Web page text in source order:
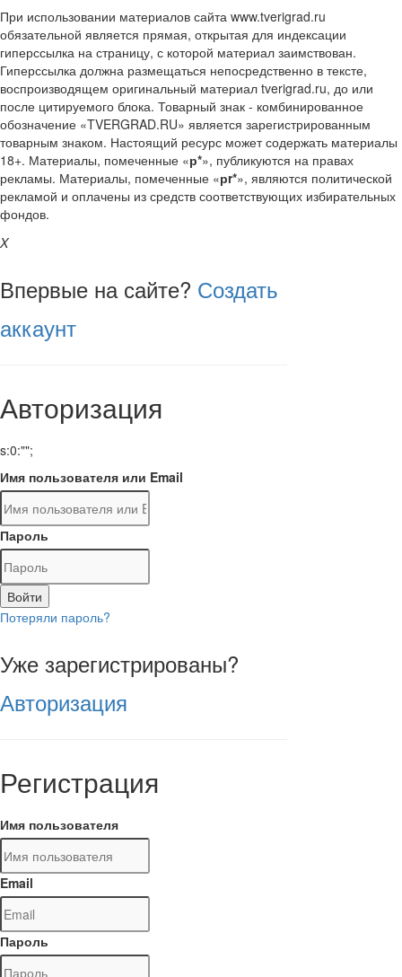
При использовании материалов сайта www.tverigrad.ru
обязательной является прямая, открытая для индексации
гиперссылка на страницу, с которой материал заимствован.
Гиперссылка должна размещаться непосредственно в тексте,
воспроизводящем оригинальный материал tverigrad.ru, до или
после цитируемого блока. Товарный знак - комбинированное
обозначение «TVERGRAD.RU» является зарегистрированным
товарным знаком. Настоящий ресурс может содержать материалы
18+. Материалы, помеченные «р*», публикуются на правах
рекламы. Материалы, помеченные «рr*», являются политической
рекламой и оплачены из средств соответствующих избирательных
фондов.
X
Впервые на сайте? Создать
аккаунт
Авторизация
s:0:"";
Имя пользователя или Email
Пароль
Войти
Потеряли пароль?
Уже зарегистрированы?
Авторизация
Регистрация
Имя пользователя
Email
Пароль